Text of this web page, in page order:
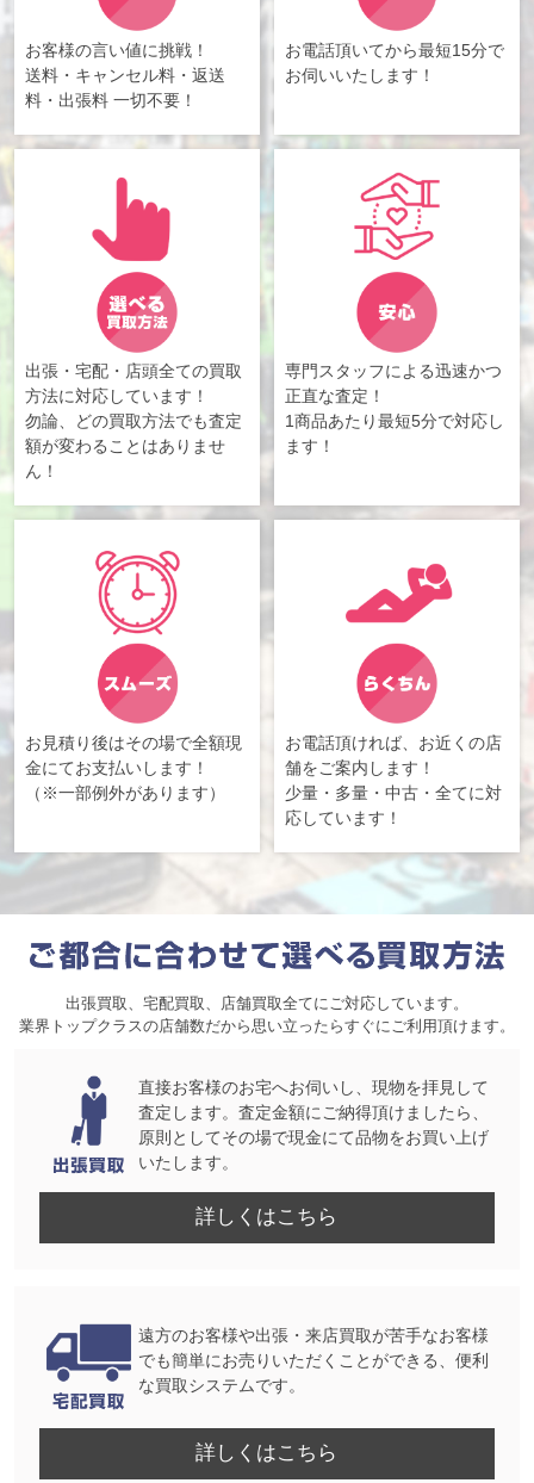
お客様の言い値に挑戦！
送料・キャンセル料・返送
料・出張料 一切不要！
お電話頂いてから最短15分で
お伺いいたします！
出張・宅配・店頭全ての買取
方法に対応しています！
勿論、どの買取方法でも査定
額が変わることはありませ
ん！
専門スタッフによる迅速かつ
正直な査定！
1商品あたり最短5分で対応し
ます！
お見積り後はその場で全額現
金にてお支払いします！
（※一部例外があります）
お電話頂ければ、お近くの店
舗をご案内します！
少量・多量・中古・全てに対
応しています！
出張買取、宅配買取、店舗買取全てにご対応しています。
業界トップクラスの店舗数だから思い立ったらすぐにご利用頂けます。
直接お客様のお宅へお伺いし、現物を拝見して
査定します。査定金額にご納得頂けましたら、
原則としてその場で現金にて品物をお買い上げ
いたします。
詳しくはこちら
遠方のお客様や出張・来店買取が苦手なお客様
でも簡単にお売りいただくことができる、便利
な買取システムです。
詳しくはこちら